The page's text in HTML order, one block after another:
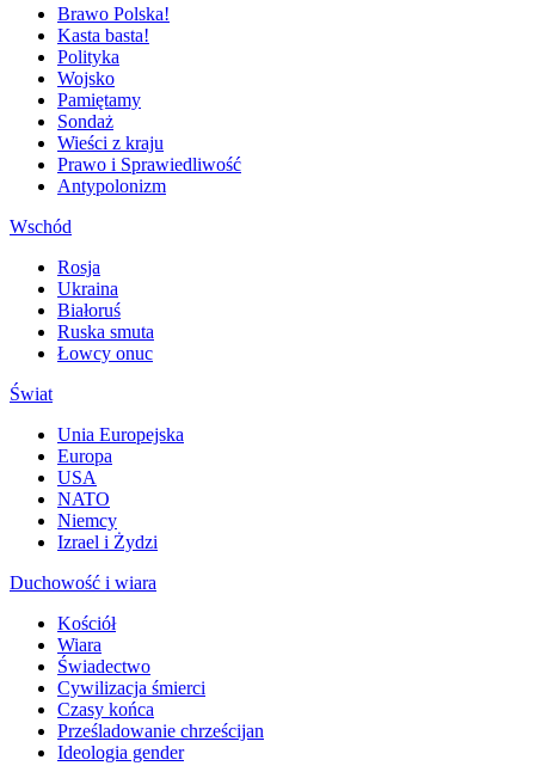
Brawo Polska!
Kasta basta!
Polityka
Wojsko
Pamiętamy
Sondaż
Wieści z kraju
Prawo i Sprawiedliwość
Antypolonizm
Wschód
Rosja
Ukraina
Białoruś
Ruska smuta
Łowcy onuc
Świat
Unia Europejska
Europa
USA
NATO
Niemcy
Izrael i Żydzi
Duchowość i wiara
Kościół
Wiara
Świadectwo
Cywilizacja śmierci
Czasy końca
Prześladowanie chrześcijan
Ideologia gender